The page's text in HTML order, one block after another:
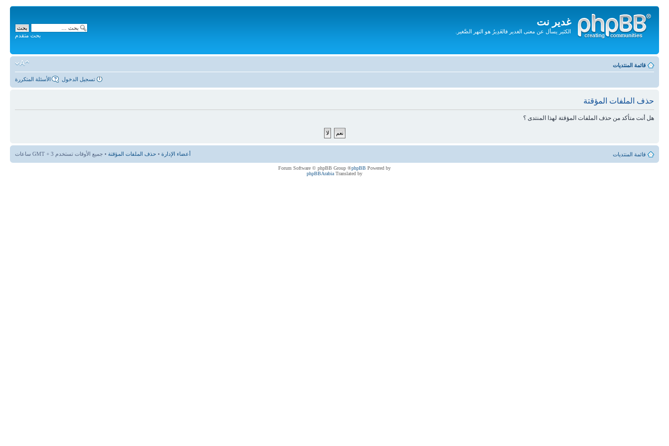
غدير نت
الكثير يسأل عن معنى الغدير فالغَدِيرُ هو النهر الصَّغير.
المحتويات
بحث متقدم
قائمة المنتديات
الأسئلة المتكررة تسجيل الدخول
حذف الملفات المؤقتة
هل أنت متأكد من حذف الملفات المؤقتة لهذا المنتدى ؟
قائمة المنتديات أعضاء الإدارة • حذف الملفات المؤقتة • جميع الأوقات تستخدم GMT + 3 ساعات
Powered by
phpBB
® Forum Software © phpBB Group
Translated by
phpBBArabia